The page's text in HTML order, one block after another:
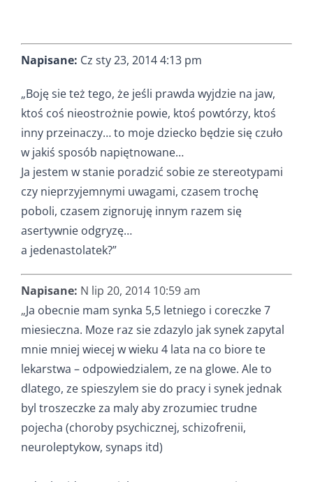
Napisane: Cz sty 23, 2014 4:13 pm
„Boję sie też tego, że jeśli prawda wyjdzie na jaw,
ktoś coś nieostrożnie powie, ktoś powtórzy, ktoś
inny przeinaczy… to moje dziecko będzie się czuło
w jakiś sposób napiętnowane…
Ja jestem w stanie poradzić sobie ze stereotypami
czy nieprzyjemnymi uwagami, czasem trochę
poboli, czasem zignoruję innym razem się
asertywnie odgryzę…
a jedenastolatek?”
Napisane: N lip 20, 2014 10:59 am
„Ja obecnie mam synka 5,5 letniego i coreczke 7
miesieczna. Moze raz sie zdazylo jak synek zapytal
mnie mniej wiecej w wieku 4 lata na co biore te
lekarstwa – odpowiedzialem, ze na glowe. Ale to
dlatego, ze spieszylem sie do pracy i synek jednak
byl troszeczke za maly aby zrozumiec trudne
pojecha (choroby psychicznej, schizofrenii,
neuroleptykow, synaps itd)